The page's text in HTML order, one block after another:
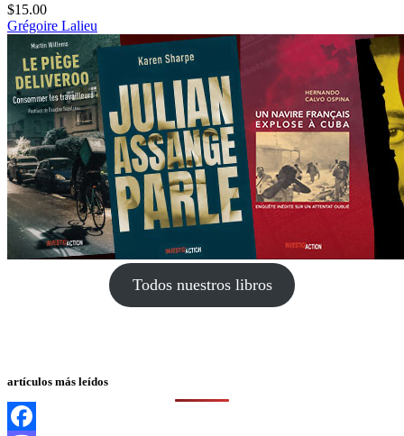
$15.00
Grégoire Lalieu
Todos nuestros libros
artículos más leídos